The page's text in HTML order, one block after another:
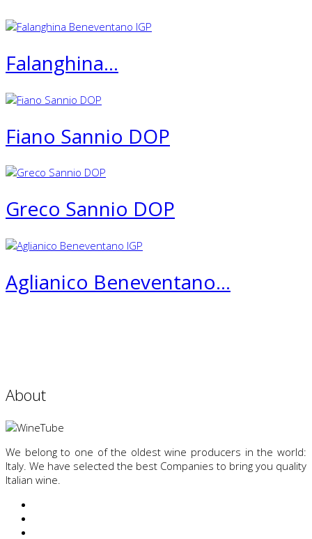
Falanghina...
Fiano Sannio DOP
Greco Sannio DOP
Aglianico Beneventano...
About
We belong to one of the oldest wine producers in the world:
Italy. We have selected the best Companies to bring you quality
Italian wine.